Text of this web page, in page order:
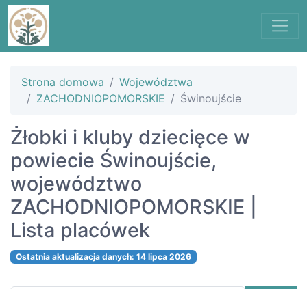
Strona domowa
Województwa
ZACHODNIOPOMORSKIE
Świnoujście
Żłobki i kluby dziecięce w
powiecie Świnoujście,
województwo
ZACHODNIOPOMORSKIE |
Lista placówek
Ostatnia aktualizacja danych: 14 lipca 2026